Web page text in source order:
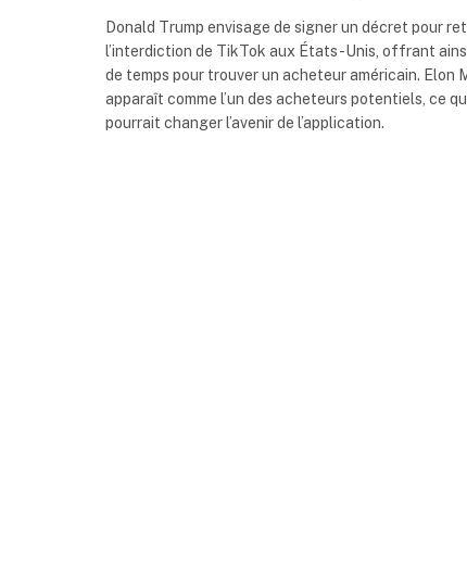
Donald Trump envisage de signer un décret pour
l’interdiction de TikTok aux États-Unis, offrant
de temps pour trouver un acheteur américain. Elon
apparaît comme l’un des acheteurs potentiels, ce
pourrait changer l’avenir de l’application.